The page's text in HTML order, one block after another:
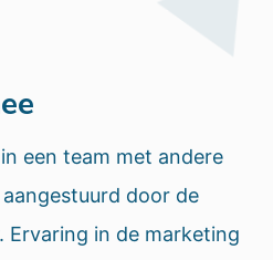
een team met andere
door de
Ervaring in de marketing